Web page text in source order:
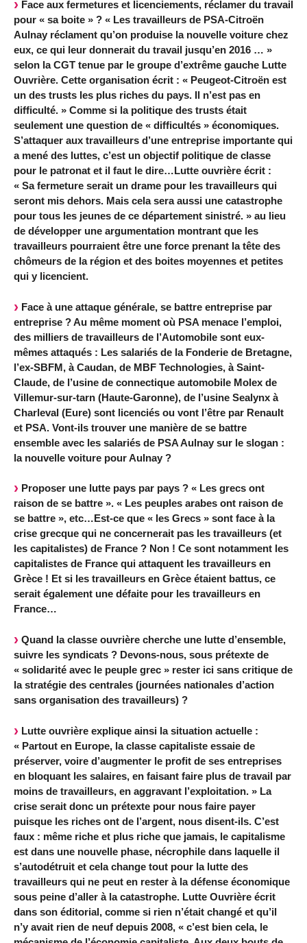
Face aux fermetures et licenciements, réclamer du travail
pour « sa boite » ? « Les travailleurs de PSA-Citroën
Aulnay réclament qu’on produise la nouvelle voiture chez
eux, ce qui leur donnerait du travail jusqu’en 2016 … »
selon la CGT tenue par le groupe d’extrême gauche Lutte
Ouvrière. Cette organisation écrit : « Peugeot-Citroën est
un des trusts les plus riches du pays. Il n’est pas en
difficulté. » Comme si la politique des trusts était
seulement une question de « difficultés » économiques.
S’attaquer aux travailleurs d’une entreprise importante qui
a mené des luttes, c’est un objectif politique de classe
pour le patronat et il faut le dire…Lutte ouvrière écrit :
« Sa fermeture serait un drame pour les travailleurs qui
seront mis dehors. Mais cela sera aussi une catastrophe
pour tous les jeunes de ce département sinistré. » au lieu
de développer une argumentation montrant que les
travailleurs pourraient être une force prenant la tête des
chômeurs de la région et des boites moyennes et petites
qui y licencient.
Face à une attaque générale, se battre entreprise par
entreprise ? Au même moment où PSA menace l’emploi,
des milliers de travailleurs de l’Automobile sont eux-
mêmes attaqués : Les salariés de la Fonderie de Bretagne,
l’ex-SBFM, à Caudan, de MBF Technologies, à Saint-
Claude, de l’usine de connectique automobile Molex de
Villemur-sur-tarn (Haute-Garonne), de l’usine Sealynx à
Charleval (Eure) sont licenciés ou vont l’être par Renault
et PSA. Vont-ils trouver une manière de se battre
ensemble avec les salariés de PSA Aulnay sur le slogan :
la nouvelle voiture pour Aulnay ?
Proposer une lutte pays par pays ? « Les grecs ont
raison de se battre ». « Les peuples arabes ont raison de
se battre », etc…Est-ce que « les Grecs » sont face à la
crise grecque qui ne concernerait pas les travailleurs (et
les capitalistes) de France ? Non ! Ce sont notamment les
capitalistes de France qui attaquent les travailleurs en
Grèce ! Et si les travailleurs en Grèce étaient battus, ce
serait également une défaite pour les travailleurs en
France…
Quand la classe ouvrière cherche une lutte d’ensemble,
suivre les syndicats ? Devons-nous, sous prétexte de
« solidarité avec le peuple grec » rester ici sans critique de
la stratégie des centrales (journées nationales d’action
sans organisation des travailleurs) ?
Lutte ouvrière explique ainsi la situation actuelle :
« Partout en Europe, la classe capitaliste essaie de
préserver, voire d’augmenter le profit de ses entreprises
en bloquant les salaires, en faisant faire plus de travail par
moins de travailleurs, en aggravant l’exploitation. » La
crise serait donc un prétexte pour nous faire payer
puisque les riches ont de l’argent, nous disent-ils. C’est
faux : même riche et plus riche que jamais, le capitalisme
est dans une nouvelle phase, nécrophile dans laquelle il
s’autodétruit et cela change tout pour la lutte des
travailleurs qui ne peut en rester à la défense économique
sous peine d’aller à la catastrophe. Lutte Ouvrière écrit
dans son éditorial, comme si rien n’était changé et qu’il
n’y avait rien de neuf depuis 2008, « c’est bien cela, le